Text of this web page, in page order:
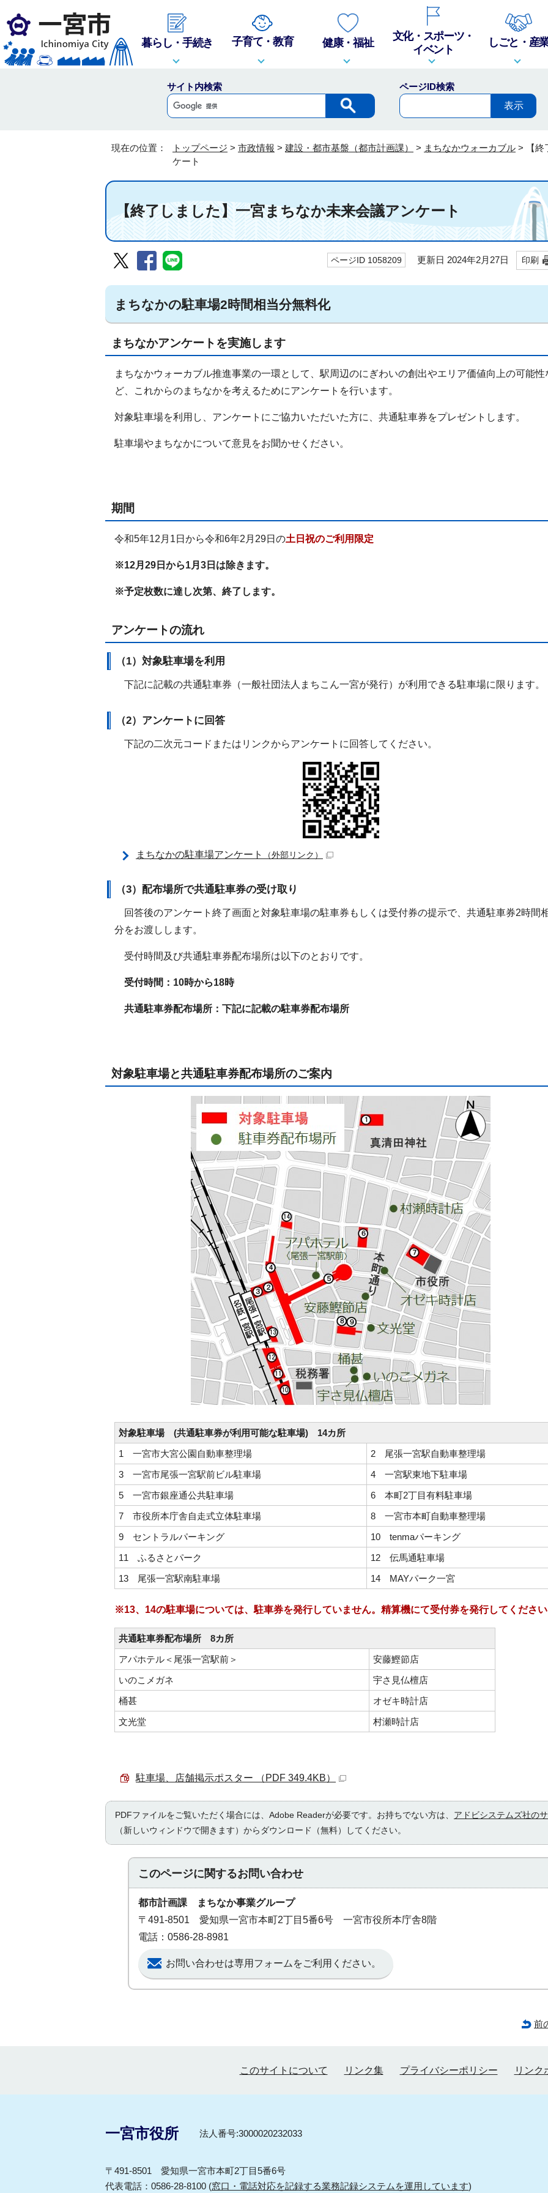
暮らし・手続き 子育て・教育 健康・福祉
文化・スポーツ・
イベント
しごと・産
サイト内検索 ページID検索
現在の位置： トップページ > 市政情報 > 建設・都市基盤（都市計画課） > まちなかウォーカブル >
【
ケート
【終了しました】一宮まちなか未来会議アンケート
ページID 1058209 更新日 2024年2月27日 印刷
まちなかの駐車場2時間相当分無料化
まちなかアンケートを実施します
まちなかウォーカブル推進事業の一環として、駅周辺のにぎわいの創出やエリア価値向上の可能性
ど、これからのまちなかを考えるためにアンケートを行います。
対象駐車場を利用し、アンケートにご協力いただいた方に、共通駐車券をプレゼントします。
駐車場やまちなかについて意見をお聞かせください。
期間
令和5年12月1日から令和6年2月29日の土日祝のご利用限定
※12月29日から1月3日は除きます。
※予定枚数に達し次第、終了します。
アンケートの流れ
（1）対象駐車場を利用
下記に記載の共通駐車券（一般社団法人まちこん一宮が発行）が利用できる駐車場に限ります。
（2）アンケートに回答
下記の二次元コードまたはリンクからアンケートに回答してください。
まちなかの駐車場アンケート （外部リンク）
（3）配布場所で共通駐車券の受け取り
回答後のアンケート終了画面と対象駐車場の駐車券もしくは受付券の提示で、共通駐車券2時間
分をお渡しします。
受付時間及び共通駐車券配布場所は以下のとおりです。
受付時間：10時から18時
共通駐車券配布場所：下記に記載の駐車券配布場所
対象駐車場と共通駐車券配布場所のご案内
対象駐車場 (共通駐車券が利用可能な駐車場) 14カ所
1 一宮市大宮公園自動車整理場
2 尾張一宮駅自動車整理場
3 一宮市尾張一宮駅前ビル駐車場
4 一宮駅東地下駐車場
5 一宮市銀座通公共駐車場
6 本町2丁目有料駐車場
7 市役所本庁舎自走式立体駐車場
8 一宮市本町自動車整理場
9 セントラルパーキング
10 tenmaパーキング
11 ふるさとパーク
12 伝馬通駐車場
13 尾張一宮駅南駐車場
14 MAYパーク一宮
※13、14の駐車場については、駐車券を発行していません。精算機にて受付券を発行してくださ
共通駐車券配布場所 8カ所
アパホテル＜尾張一宮駅前＞
安藤鰹節店
いのこメガネ
宇さ見仏檀店
桶甚
オゼキ時計店
文光堂
村瀬時計店
駐車場、店舗掲示ポスター （PDF 349.4KB）
PDFファイルをご覧いただく場合には、Adobe Readerが必要です。お持ちでない方は、 アドビシステムズ社の
（新しいウィンドウで開きます）からダウンロード（無料）してください。
このページに関するお問い合わせ
都市計画課 まちなか事業グループ
〒491-8501 愛知県一宮市本町2丁目5番6号 一宮市役所本庁舎8階
電話：0586-28-8981
お問い合わせは専用フォームをご利用ください。
前
このサイトについて リンク集 プライバシーポリシー リンク
一宮市役所 法人番号:3000020232033
〒491-8501 愛知県一宮市本町2丁目5番6号
代表電話：0586-28-8100 (窓口・電話対応を記録する業務記録システムを運用しています)